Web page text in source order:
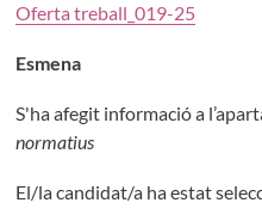
Oferta treball_019-25
Esmena
S'ha afegit informació a
normatius
El/la candidat/a ha estat